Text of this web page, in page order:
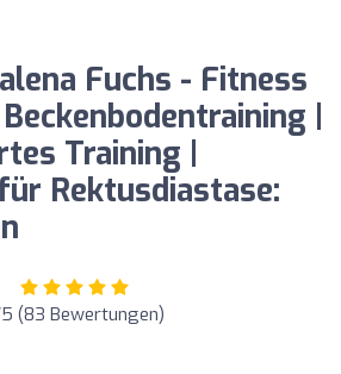
Fuchs - Fitness
|
Training |
Rektusdiastase:
(83 Bewertungen)